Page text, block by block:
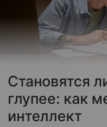
Cтановятся
глупее: как
интеллект